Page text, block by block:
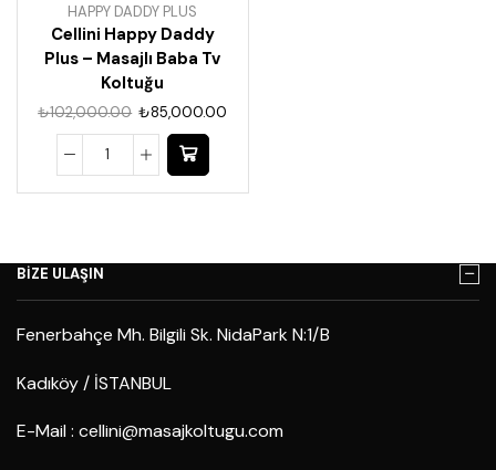
HAPPY DADDY PLUS
Cellini Happy Daddy
Plus – Masajlı Baba Tv
Koltuğu
₺102,000.00 ₺85,000.00
BİZE ULAŞIN
Fenerbahçe Mh. Bilgili Sk. NidaPark N:1/B
Kadıköy / İSTANBUL
E-Mail : cellini@masajkoltugu.com